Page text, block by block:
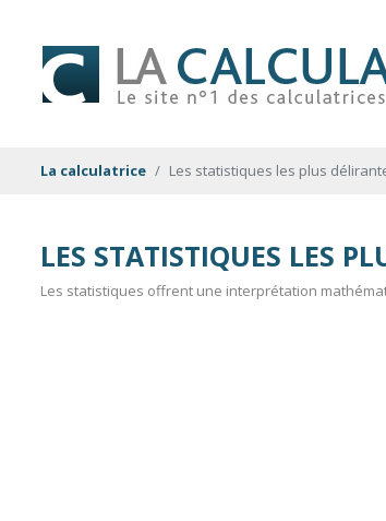
La calculatrice Les statistiques les plus
LES STATISTIQUES LES
Les statistiques offrent une interprétation